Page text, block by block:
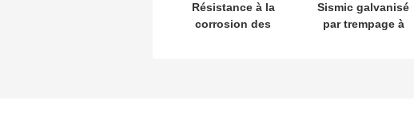
Résistance à la
corrosion des
Sismic galvanisé
par trempage à